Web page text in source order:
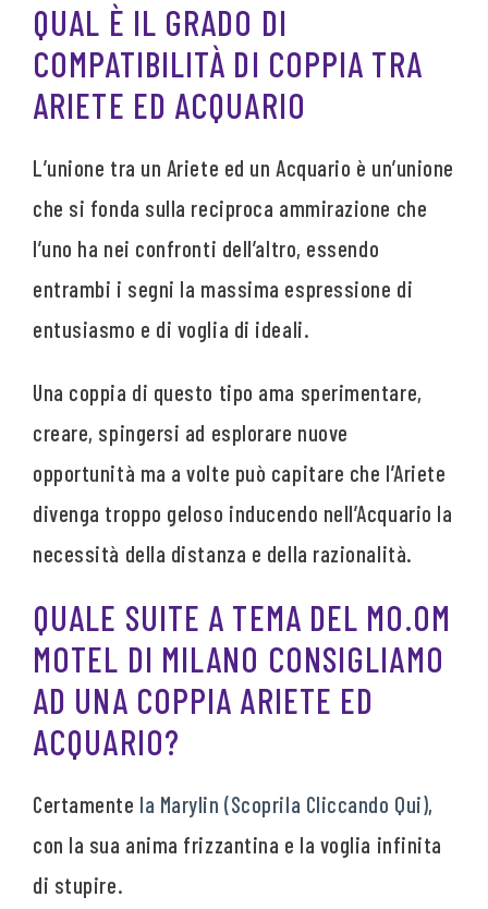
QUAL È IL GRADO DI
COMPATIBILITÀ DI COPPIA TRA
ARIETE ED ACQUARIO
L’unione tra un Ariete ed un Acquario è un’unione
che si fonda sulla reciproca ammirazione che
l’uno ha nei confronti dell’altro, essendo
entrambi i segni la massima espressione di
entusiasmo e di voglia di ideali.
Una coppia di questo tipo ama sperimentare,
creare, spingersi ad esplorare nuove
opportunità ma a volte può capitare che l’Ariete
divenga troppo geloso inducendo nell’Acquario la
necessità della distanza e della razionalità.
QUALE SUITE A TEMA DEL MO.OM
MOTEL DI MILANO CONSIGLIAMO
AD UNA COPPIA ARIETE ED
ACQUARIO?
Certamente la Marylin (Scoprila Cliccando Qui),
con la sua anima frizzantina e la voglia infinita
di stupire.